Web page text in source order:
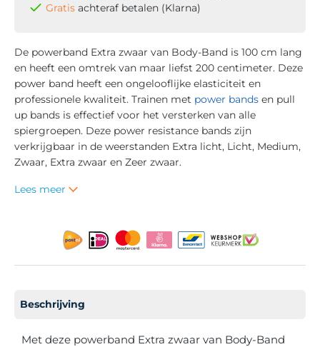
Gratis achteraf betalen (Klarna)
De powerband Extra zwaar van Body-Band is 100 cm lang
en heeft een omtrek van maar liefst 200 centimeter. Deze
power band heeft een ongelooflijke elasticiteit en
professionele kwaliteit. Trainen met power bands en pull
up bands is effectief voor het versterken van alle
spiergroepen. Deze power resistance bands zijn
verkrijgbaar in de weerstanden Extra licht, Licht, Medium,
Zwaar, Extra zwaar en Zeer zwaar.
Lees meer
Beschrijving
Met deze powerband Extra zwaar van Body-Band